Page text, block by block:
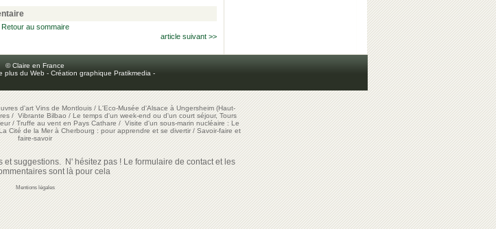
Retour au sommaire
article suivant >>
© Claire en France
plus du Web - Création graphique Pratikmedia -
d'art Vins de Montlouis/L'Eco-Musée d'Alsace à Ungersheim (Haut-
/Vibrante Bilbao/Le temps d'un week-end ou d'un court séjour, Tours
/Truffe au vent en Pays Cathare/Visite d'un sous-marin nucléaire : Le
La Cité de la Mer à Cherbourg : pour apprendre et se divertir/Savoir-faire et
faire-savoir
suggestions. N' hésitez pas ! Le formulaire de contact et les
sont là pour cela
Mentions légales